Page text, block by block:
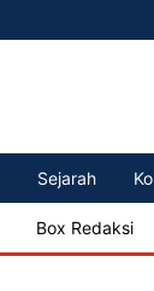
Sejarah
Box Redaksi